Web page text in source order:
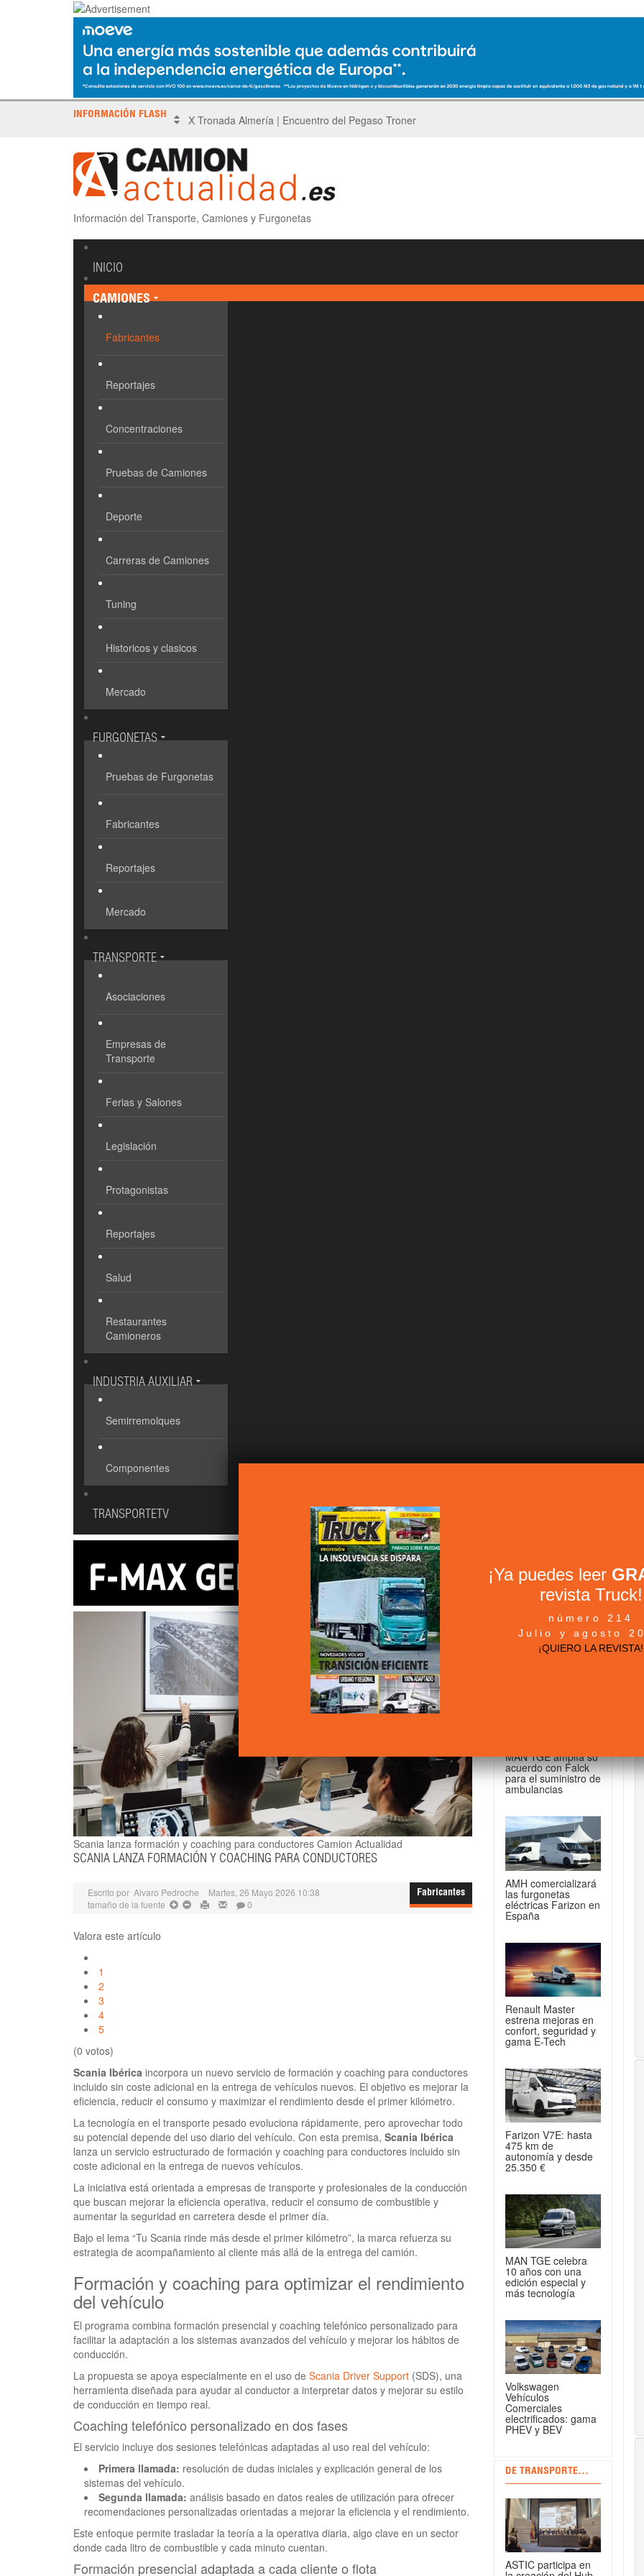
INFORMACIÓN FLASH X Tronada Almería | Encuentro del Pegaso Troner
Información del Transporte, Camiones y Furgonetas
INICIO
CAMIONES
Fabricantes
Reportajes
Concentraciones
Pruebas de Camiones
Deporte
Carreras de Camiones
Tuning
Historicos y clasicos
Mercado
FURGONETAS
Pruebas de Furgonetas
Fabricantes
Reportajes
Mercado
TRANSPORTE
Asociaciones
Empresas de
Transporte
Ferias y Salones
Legislación
Protagonistas
Reportajes
Salud
Restaurantes
Camioneros
INDUSTRIA AUXILIAR
Semirremolques
Componentes
TRANSPORTETV
Scania lanza formación y coaching para conductores Camion Actualidad
SCANIA LANZA FORMACIÓN Y COACHING PARA CONDUCTORES
Fabricantes
Escrito por Alvaro Pedroche
Martes, 26 Mayo 2026 10:38
tamaño de la fuente
0
Valora este artículo
1
2
3
4
5
(0 votos)
Scania Ibérica incorpora un nuevo servicio de formación y coaching para conductores
incluido sin coste adicional en la entrega de vehículos nuevos. El objetivo es mejorar la
eficiencia, reducir el consumo y maximizar el rendimiento desde el primer kilómetro.
La tecnología en el transporte pesado evoluciona rápidamente, pero aprovechar todo
su potencial depende del uso diario del vehículo. Con esta premisa, Scania Ibérica
lanza un servicio estructurado de formación y coaching para conductores incluido sin
coste adicional en la entrega de nuevos vehículos.
La iniciativa está orientada a empresas de transporte y profesionales de la conducción
que buscan mejorar la eficiencia operativa, reducir el consumo de combustible y
aumentar la seguridad en carretera desde el primer día.
Bajo el lema “Tu Scania rinde más desde el primer kilómetro”, la marca refuerza su
estrategia de acompañamiento al cliente más allá de la entrega del camión.
Formación y coaching para optimizar el rendimiento
del vehículo
El programa combina formación presencial y coaching telefónico personalizado para
facilitar la adaptación a los sistemas avanzados del vehículo y mejorar los hábitos de
conducción.
La propuesta se apoya especialmente en el uso de Scania Driver Support (SDS), una
herramienta diseñada para ayudar al conductor a interpretar datos y mejorar su estilo
de conducción en tiempo real.
Coaching telefónico personalizado en dos fases
El servicio incluye dos sesiones telefónicas adaptadas al uso real del vehículo:
Primera llamada: resolución de dudas iniciales y explicación general de los
sistemas del vehículo.
Segunda llamada: análisis basado en datos reales de utilización para ofrecer
recomendaciones personalizadas orientadas a mejorar la eficiencia y el rendimiento.
Este enfoque permite trasladar la teoría a la operativa diaria, algo clave en un sector
donde cada litro de combustible y cada minuto cuentan.
Formación presencial adaptada a cada cliente o flota
+ NOTICIAS...
MAN TGE amplía su
acuerdo con Falck
para el suministro de
ambulancias
AMH comercializará
las furgonetas
eléctricas Farizon en
España
Renault Master
estrena mejoras en
confort, seguridad y
gama E-Tech
Farizon V7E: hasta
475 km de
autonomía y desde
25.350 €
MAN TGE celebra
10 años con una
edición especial y
más tecnología
Volkswagen
Vehículos
Comerciales
electrificados: gama
PHEV y BEV
DE TRANSPORTE...
ASTIC participa en
¡Ya puedes leer
revista Truck!
número 214
Julio y agosto
¡QUIERO LA REVISTA!